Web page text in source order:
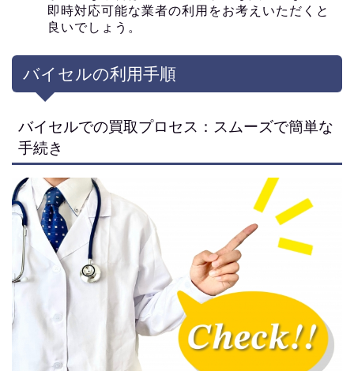
即時対応可能な業者の利用をお考えいただくと
良いでしょう。
バイセルの利用手順
バイセルでの買取プロセス：スムーズで簡単な
手続き